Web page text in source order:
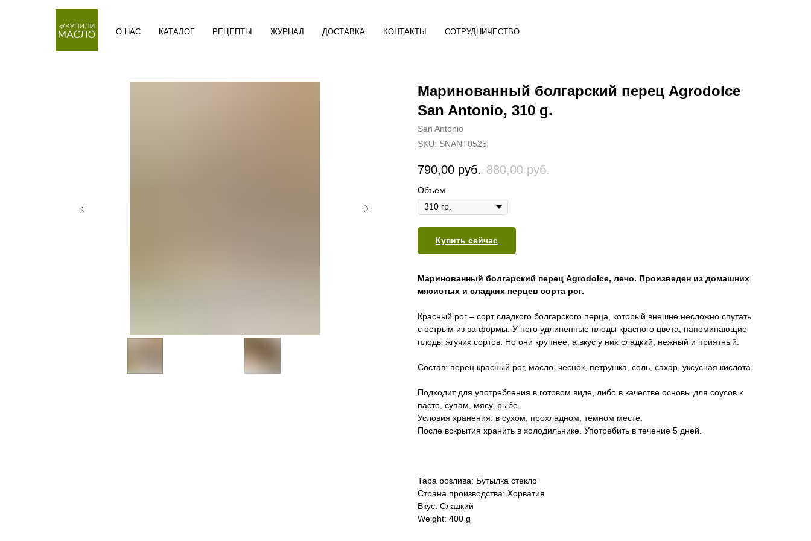
О НАС КАТАЛОГ РЕЦЕПТЫ ЖУРНАЛ ДОСТАВКА КОНТАКТЫ СОТРУДНИЧЕСТВО
Маринованный болгарский перец Agrodolce
San Antonio, 310 g.
San Antonio
SKU: SNANT0525
790,00 руб. 880,00 руб.
Объем
Купить сейчас
Маринованный болгарский перец Agrodolce, лечо. Произведен из домашних
мясистых и сладких перцев сорта рог.
Красный рог – сорт сладкого болгарского перца, который внешне несложно спутать
с острым из-за формы. У него удлиненные плоды красного цвета, напоминающие
плоды жгучих сортов. Но они крупнее, а вкус у них сладкий, нежный и приятный.
Состав: перец красный рог, масло, чеснок, петрушка, соль, сахар, уксусная кислота.
Подходит для употребления в готовом виде, либо в качестве основы для соусов к
пасте, супам, мясу, рыбе.
Условия хранения: в сухом, прохладном, темном месте.
После вскрытия хранить в холодильнике. Употребить в течение 5 дней.
Тара розлива: Бутылка стекло
Страна производства: Хорватия
Вкус: Сладкий
Weight: 400 g